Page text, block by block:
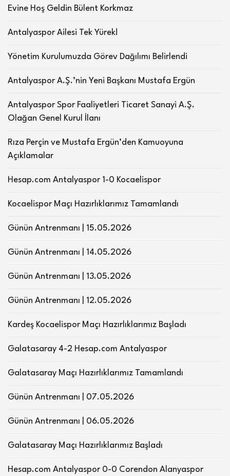
Evine Hoş Geldin Bülent Korkmaz
Antalyaspor Ailesi Tek Yürek!
Yönetim Kurulumuzda Görev Dağılımı Belirlendi
Antalyaspor A.Ş.’nin Yeni Başkanı Mustafa Ergün
Antalyaspor Spor Faaliyetleri Ticaret Sanayi A.Ş.
Olağan Genel Kurul İlanı
Rıza Perçin ve Mustafa Ergün’den Kamuoyuna
Açıklamalar
Hesap.com Antalyaspor 1-0 Kocaelispor
Kocaelispor Maçı Hazırlıklarımız Tamamlandı
Günün Antrenmanı | 15.05.2026
Günün Antrenmanı | 14.05.2026
Günün Antrenmanı | 13.05.2026
Günün Antrenmanı | 12.05.2026
Kardeş Kocaelispor Maçı Hazırlıklarımız Başladı
Galatasaray 4-2 Hesap.com Antalyaspor
Galatasaray Maçı Hazırlıklarımız Tamamlandı
Günün Antrenmanı | 07.05.2026
Günün Antrenmanı | 06.05.2026
Galatasaray Maçı Hazırlıklarımız Başladı
Hesap.com Antalyaspor 0-0 Corendon Alanyaspor